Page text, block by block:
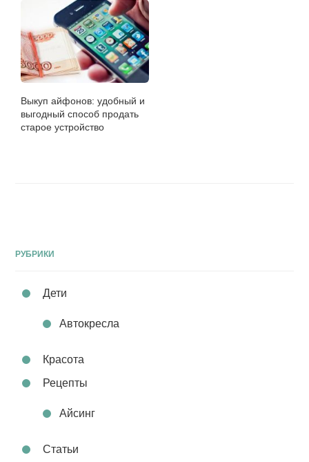
Выкуп айфонов: удобный и
выгодный способ продать
старое устройство
РУБРИКИ
Дети
Автокресла
Красота
Рецепты
Айсинг
Статьи